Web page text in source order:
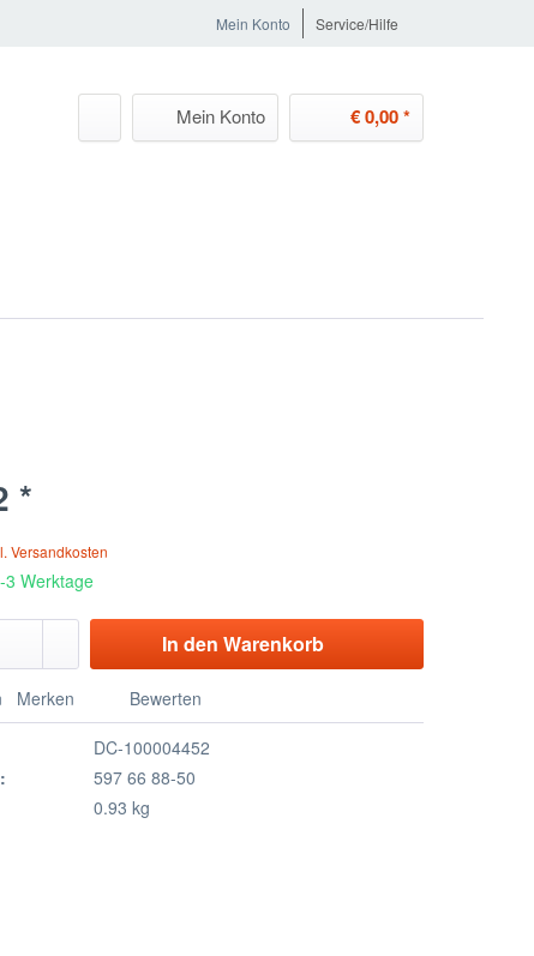
Mein Konto Service/Hilfe
Mein Konto € 0,00 *
*
Versandkosten
3 Werktage
In den Warenkorb
Merken Bewerten
DC-100004452
597 66 88-50
0.93 kg